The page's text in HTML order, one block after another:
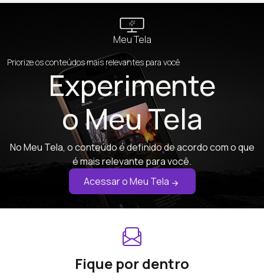
Meu Tela
Priorize os conteúdos mais relevantes para você
Experimente
o Meu Tela
No Meu Tela, o conteúdo é definido de acordo com o que
é mais relevante para você.
Acessar o Meu Tela
Fique por dentro